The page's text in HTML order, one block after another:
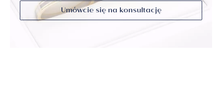
Umówcie się na konsultację